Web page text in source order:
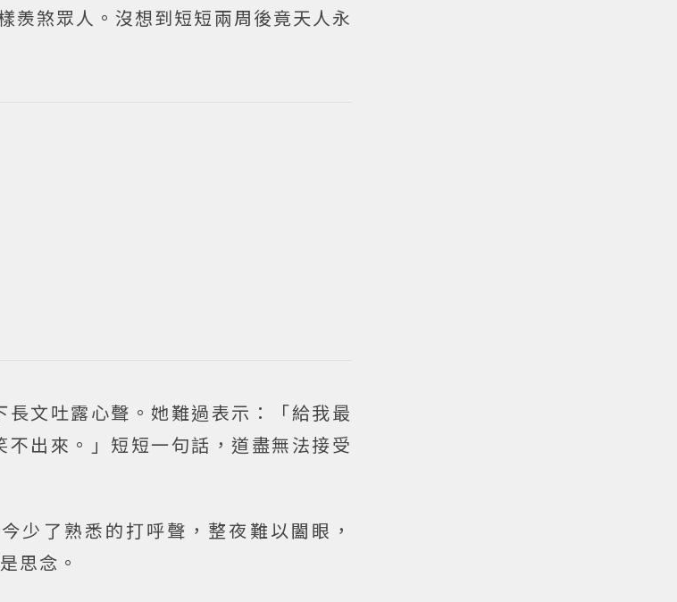
羨煞眾人。沒想到短短兩周後竟天人永
文吐露心聲。她難過表示：「給我最
出來。」短短一句話，道盡無法接受
少了熟悉的打呼聲，整夜難以闔眼，
思念。